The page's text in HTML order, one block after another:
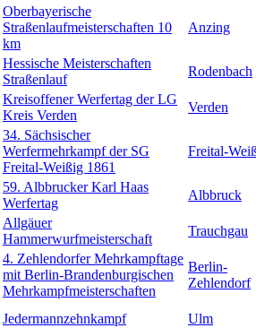
Oberbayerische
Straßenlaufmeisterschaften 10
km
Anzing
Hessische Meisterschaften
Straßenlauf
Rodenbach
Kreisoffener Werfertag der LG
Kreis Verden
Verden
34. Sächsischer
Werfermehrkampf der SG
Freital-Weißig 1861
Freital-
59. Albbrucker Karl Haas
Werfertag
Albbruck
Allgäuer
Hammerwurfmeisterschaft
Trauchgau
4. Zehlendorfer Mehrkampftage
mit Berlin-Brandenburgischen
Mehrkampfmeisterschaften
Berlin-
Zehlendorf
Jedermannzehnkampf
Ulm